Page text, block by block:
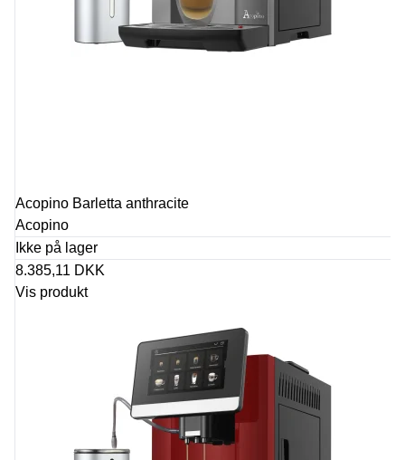
Acopino Barletta anthracite
Acopino
Ikke på lager
8.385,11 DKK
Vis produkt